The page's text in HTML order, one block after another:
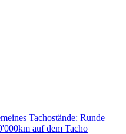
Tachostände: Runde
auf dem Tacho